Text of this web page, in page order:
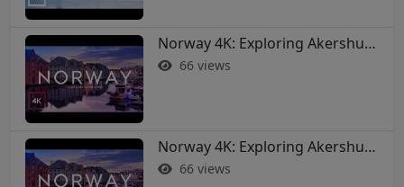
Norway 4K: Exploring Akershus Fortress and Oslo - Soothing Music Film #norway #oslo
66 views
Norway 4K: Exploring Akershus Fortress and Oslo - Soothing Music Film #norway #oslo
66 views